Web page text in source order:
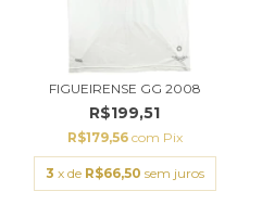
FIGUEIRENSE GG 2008
R$199,51
R$179,56 com Pix
3 x de R$66,50 sem juros